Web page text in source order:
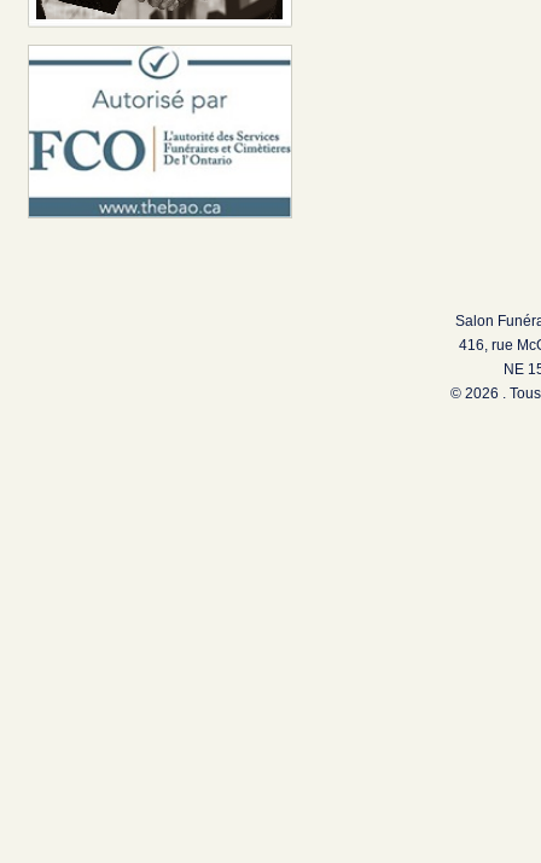
Salon
416, rue
NE
© 2026 .